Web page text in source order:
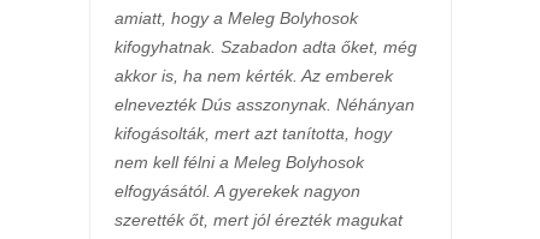
amiatt, hogy a Meleg Bolyhosok
kifogyhatnak. Szabadon adta őket, még
akkor is, ha nem kérték. Az emberek
elnevezték Dús asszonynak. Néhányan
kifogásolták, mert azt tanította, hogy
nem kell félni a Meleg Bolyhosok
elfogyásától. A gyerekek nagyon
szerették őt, mert jól érezték magukat